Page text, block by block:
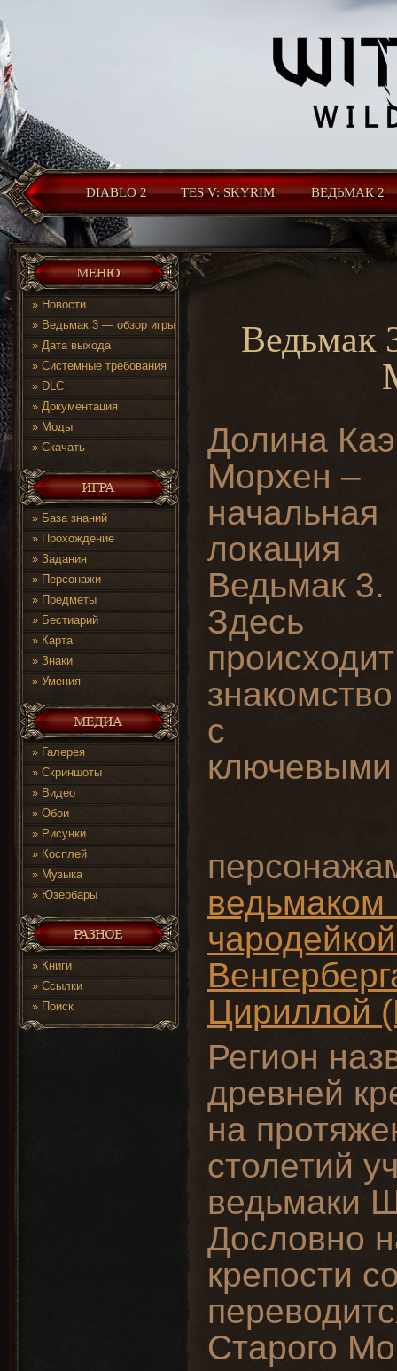
DIABLO 2 TES V: SKYRIM ВЕДЬМАК 2
» Новости
» Ведьмак 3 — обзор игры
» Дата выхода
» Системные требования
» DLC
» Документация
» Моды
» Скачать
» База знаний
» Прохождение
» Задания
» Персонажи
» Предметы
» Бестиарий
» Карта
» Знаки
» Умения
» Галерея
» Скриншоты
» Видео
» Обои
» Рисунки
» Косплей
» Музыка
» Юзербары
» Книги
» Ссылки
» Поиск
Ведьмак
Долина
Морхен –
начальная
локация
Ведьмак 3.
Здесь
происходит
знакомство
с
ключевыми
ведьмаком
Цириллой
Регион
древней
на
столетий
ведьмаки
Дословно
крепости
Старого